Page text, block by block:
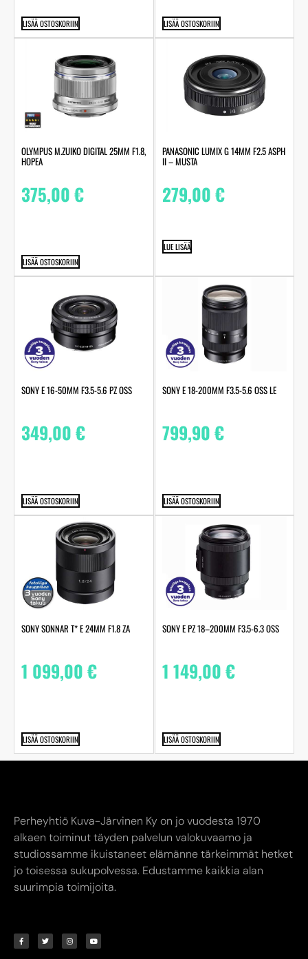
LISÄÄ OSTOSKORIIN LISÄÄ OSTOSKORIIN
OLYMPUS M.ZUIKO DIGITAL 25MM F1.8,
HOPEA
375,00€
LISÄÄ OSTOSKORIIN
PANASONIC LUMIX G 14MM F2.5 ASPH
II – MUSTA
279,00€
LUE LISÄÄ
SONY E 16-50MM F3.5-5.6 PZ OSS
349,00€
LISÄÄ OSTOSKORIIN
SONY E 18-200MM F3.5-5.6 OSS LE
799,90€
LISÄÄ OSTOSKORIIN
SONY SONNAR T* E 24MM F1.8 ZA
1 099,00€
LISÄÄ OSTOSKORIIN
SONY E PZ 18–200MM F3.5-6.3 OSS
1 149,00€
LISÄÄ OSTOSKORIIN
Perheyhtiö Kuva-Järvinen Ky on jo vuodesta 1970
alkaen toiminut täyden palvelun valokuvaamo ja
studiossamme ikuistaneet elämänne tärkeimmät hetket
jo toisessa sukupolvessa. Edustamme kaikkia alan
suurimpia toimijoita.